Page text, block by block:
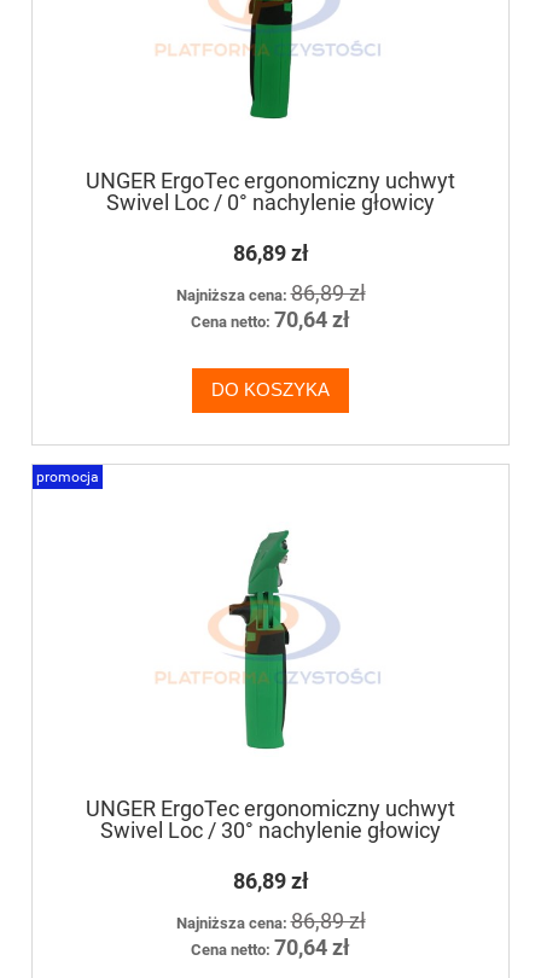
UNGER ErgoTec ergonomiczny uchwyt
Swivel Loc / 0° nachylenie głowicy
86,89 zł
Najniższa cena:86,89 zł
Cena netto: 70,64 zł
DO KOSZYKA
UNGER ErgoTec ergonomiczny uchwyt
Swivel Loc / 30° nachylenie głowicy
86,89 zł
Najniższa cena:86,89 zł
Cena netto: 70,64 zł
promocja